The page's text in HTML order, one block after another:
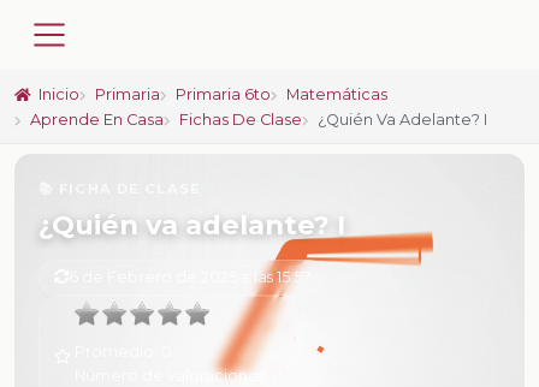
Inicio Primaria Primaria 6to
Matemáticas
Aprende En Casa
Fichas De Clase ¿Quién Va Adelante? I
¿Quién va adelante? I
6 de Febrero de 2025 a las 15:57
Número de valoraciones: